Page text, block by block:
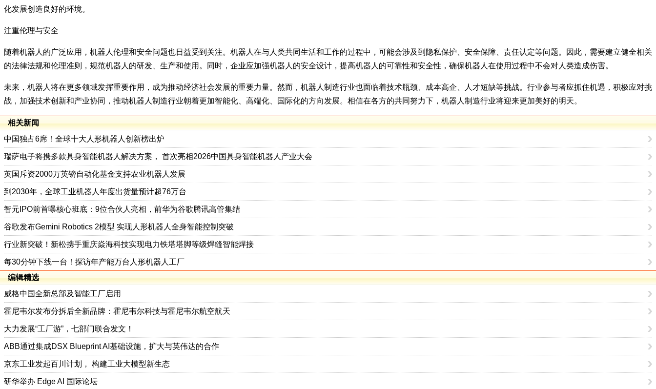
化发展创造良好的环境。
注重伦理与安全
随着机器人的广泛应用，机器人伦理和安全问题也日益受到关注。机器人在与人类共同生活和工作的过程中，可能会涉及到隐私保护、安全保障、责任认定等问题。因此，需要建立健全相关
的法律法规和伦理准则，规范机器人的研发、生产和使用。同时，企业应加强机器人的安全设计，提高机器人的可靠性和安全性，确保机器人在使用过程中不会对人类造成伤害。
未来，机器人将在更多领域发挥重要作用，成为推动经济社会发展的重要力量。然而，机器人制造行业也面临着技术瓶颈、成本高企、人才短缺等挑战。行业参与者应抓住机遇，积极应对挑
战，加强技术创新和产业协同，推动机器人制造行业朝着更加智能化、高端化、国际化的方向发展。相信在各方的共同努力下，机器人制造行业将迎来更加美好的明天。
相关新闻
中国独占6席！全球十大人形机器人创新榜出炉
瑞萨电子将携多款具身智能机器人解决方案， 首次亮相2026中国具身智能机器人产业大会
英国斥资2000万英镑自动化基金支持农业机器人发展
到2030年，全球工业机器人年度出货量预计超76万台
智元IPO前首曝核心班底：9位合伙人亮相，前华为谷歌腾讯高管集结
谷歌发布Gemini Robotics 2模型 实现人形机器人全身智能控制突破
行业新突破！新松携手重庆焱海科技实现电力铁塔塔脚等级焊缝智能焊接
每30分钟下线一台！探访年产能万台人形机器人工厂
编辑精选
威格中国全新总部及智能工厂启用
霍尼韦尔发布分拆后全新品牌：霍尼韦尔科技与霍尼韦尔航空航天
大力发展“工厂游”，七部门联合发文！
ABB通过集成DSX Blueprint AI基础设施，扩大与英伟达的合作
京东工业发起百川计划， 构建工业大模型新生态
研华举办 Edge AI 国际论坛